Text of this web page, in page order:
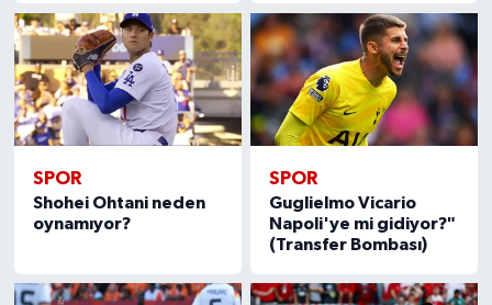
SPOR
Shohei Ohtani neden
oynamıyor?
SPOR
Guglielmo Vicario
Napoli'ye mi gidiyor?"
(Transfer Bombası)